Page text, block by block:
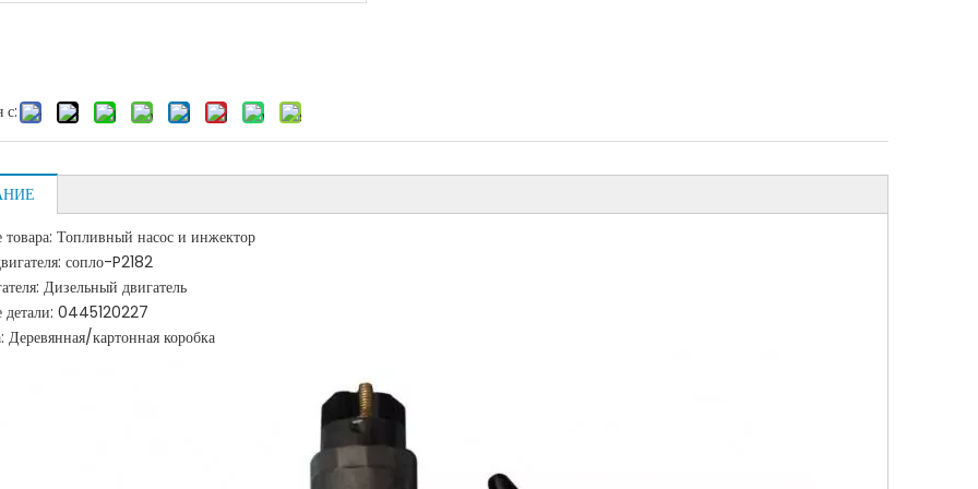
с:
товара: Топливный насос и инжектор
сопло-P2182
Дизельный двигатель
детали: 0445120227
Деревянная/картонная коробка